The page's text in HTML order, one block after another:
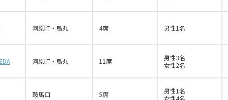
河原町・烏丸 4席 男性1名
河原町・烏丸 11席
男性3名
女性2名
鞍馬口 5席
男性1名